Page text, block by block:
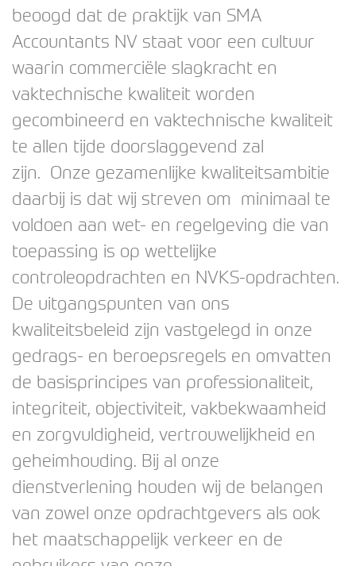
beoogd dat de praktijk van SMA
Accountants NV staat voor een cultuur
waarin commerciële slagkracht en
vaktechnische kwaliteit worden
gecombineerd en vaktechnische kwaliteit
te allen tijde doorslaggevend zal
zijn. Onze gezamenlijke kwaliteitsambitie
daarbij is dat wij streven om minimaal te
voldoen aan wet- en regelgeving die van
toepassing is op wettelijke
controleopdrachten en NVKS-opdrachten.
De uitgangspunten van ons
kwaliteitsbeleid zijn vastgelegd in onze
gedrags- en beroepsregels en omvatten
de basisprincipes van professionaliteit,
integriteit, objectiviteit, vakbekwaamheid
en zorgvuldigheid, vertrouwelijkheid en
geheimhouding. Bij al onze
dienstverlening houden wij de belangen
van zowel onze opdrachtgevers als ook
het maatschappelijk verkeer en de